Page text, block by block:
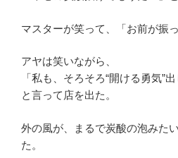
マスターが笑って、「お前が振
アヤは笑いながら、
「私も、そろそろ“開ける勇気”出
と言って店を出た。
外の風が、まるで炭酸の泡みた
た。